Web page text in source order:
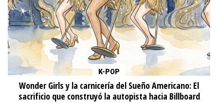
K-POP
Wonder Girls y la carnicería del Sueño Americano: El
sacrificio que construyó la autopista hacia Billboard